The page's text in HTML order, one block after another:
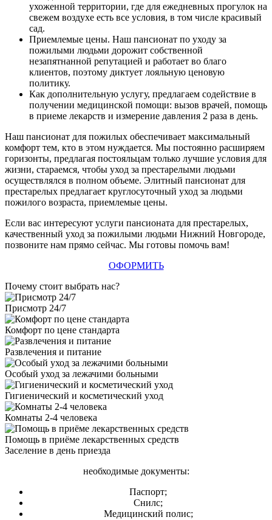
ухоженной территории, где для ежедневных прогулок на
свежем воздухе есть все условия, в том числе красивый
сад.
Приемлемые цены. Наш пансионат по уходу за
пожилыми людьми дорожит собственной
незапятнанной репутацией и работает во благо
клиентов, поэтому диктует лояльную ценовую
политику.
Как дополнительную услугу, предлагаем содействие в
получении медицинской помощи: вызов врачей, помощь
в приеме лекарств и измерение давления 2 раза в день.
Наш пансионат для пожилых обеспечивает максимальный
комфорт тем, кто в этом нуждается. Мы постоянно расширяем
горизонты, предлагая постояльцам только лучшие условия для
жизни, стараемся, чтобы уход за престарелыми людьми
осуществлялся в полном объеме. Элитный пансионат для
престарелых предлагает круглосуточный уход за людьми
пожилого возраста, приемлемые цены.
Если вас интересуют услуги пансионата для престарелых,
качественный уход за пожилыми людьми Нижний Новгороде,
позвоните нам прямо сейчас. Мы готовы помочь вам!
ОФОРМИТЬ
Почему стоит выбрать нас?
Присмотр 24/7
Комфорт по цене стандарта
Развлечения и питание
Особый уход за лежачими больными
Гигиенический и косметический уход
Комнаты 2-4 человека
Помощь в приёме лекарственных средств
Заселение в день приезда
необходимые документы:
Паспорт;
Снилс;
Медицинский полис;